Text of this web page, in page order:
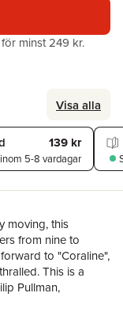
minst 249 kr.
Visa alla
139 kr
inom 5-8 vardagar
moving, this
from nine to
to "Coraline",
This is a
Pullman,
read about the